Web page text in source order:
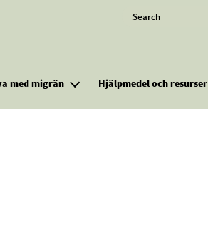
Search
med migrän Hjälpmedel och resurser